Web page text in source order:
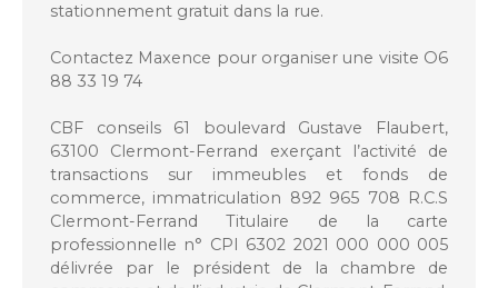
stationnement gratuit dans la rue.
Contactez Maxence pour organiser une visite O6
88 33 19 74
CBF conseils 61 boulevard Gustave Flaubert,
63100 Clermont-Ferrand exerçant l’activité de
transactions sur immeubles et fonds de
commerce, immatriculation 892 965 708 R.C.S
Clermont-Ferrand Titulaire de la carte
professionnelle n° CPI 6302 2021 000 000 005
délivrée par le président de la chambre de